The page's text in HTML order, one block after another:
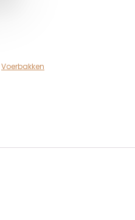
Voerbakken